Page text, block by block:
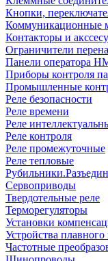
Кнопки,
Коммуникационные
Контакторы и
Ограничители
Панели оператора
Приборы контроля
Промышленные
Реле безопасности
Реле времени
Реле
Реле контроля
Реле промежуточные
Реле тепловые
Сервоприводы
Твердотельные реле
Терморегуляторы
Установки
Устройства плавного
Частотные